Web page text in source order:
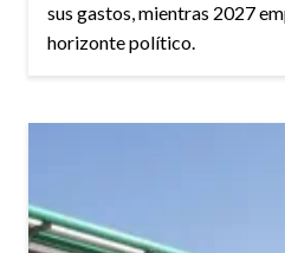
sus gastos, mientras 2027
horizonte político.